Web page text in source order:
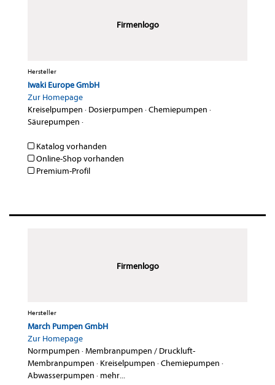
Firmenlogo
Hersteller
Iwaki Europe GmbH
Zur Homepage
Kreiselpumpen · Dosierpumpen ·Chemiepumpen ·
Säurepumpen ·
Katalog vorhanden
Online-Shop vorhanden
Premium-Profil
Firmenlogo
Hersteller
March Pumpen GmbH
Zur Homepage
Normpumpen ·Membranpumpen / Druckluft-
Membranpumpen · Kreiselpumpen ·Chemiepumpen ·
Abwasserpumpen · mehr...